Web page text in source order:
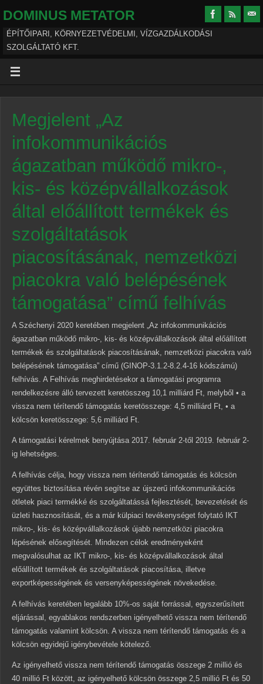
DOMINUS METATOR
ÉPÍTŐIPARI, KÖRNYEZETVÉDELMI, VÍZGAZDÁLKODÁSI
SZOLGÁLTATÓ KFT.
Megjelent „Az
infokommunikációs
ágazatban működő mikro-,
kis- és középvállalkozások
által előállított termékek és
szolgáltatások
piacosításának, nemzetközi
piacokra való belépésének
támogatása” című felhívás
A Széchenyi 2020 keretében megjelent „Az infokommunikációs
ágazatban működő mikro-, kis- és középvállalkozások által előállított
termékek és szolgáltatások piacosításának, nemzetközi piacokra való
belépésének támogatása” című (GINOP-3.1.2-8.2.4-16 kódszámú)
felhívás. A Felhívás meghirdetésekor a támogatási programra
rendelkezésre álló tervezett keretösszeg 10,1 milliárd Ft, melyből • a
vissza nem térítendő támogatás keretösszege: 4,5 milliárd Ft, • a
kölcsön keretösszege: 5,6 milliárd Ft.
A támogatási kérelmek benyújtása 2017. február 2-től 2019. február 2-
ig lehetséges.
A felhívás célja, hogy vissza nem térítendő támogatás és kölcsön
együttes biztosítása révén segítse az újszerű infokommunikációs
ötletek piaci termékké és szolgáltatássá fejlesztését, bevezetését és
üzleti hasznosítását, és a már külpiaci tevékenységet folytató IKT
mikro-, kis- és középvállalkozások újabb nemzetközi piacokra
lépésének elősegítését. Mindezen célok eredményeként
megvalósulhat az IKT mikro-, kis- és középvállalkozások által
előállított termékek és szolgáltatások piacosítása, illetve
exportképességének és versenyképességének növekedése.
A felhívás keretében legalább 10%-os saját forrással, egyszerűsített
eljárással, egyablakos rendszerben igényelhető vissza nem térítendő
támogatás valamint kölcsön. A vissza nem térítendő támogatás és a
kölcsön egyidejű igénybevétele kötelező.
Az igényelhető vissza nem térítendő támogatás összege 2 millió és
40 millió Ft között, az igényelhető kölcsön összege 2,5 millió Ft és 50